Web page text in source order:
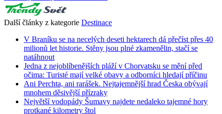
Další články z kategorie Destinace
V Braníku se na necelých deseti hektarech dá přečíst přes 40
milionů let historie. Stěny jsou plné zkamenělin, stačí se
natáhnout
Jedna z nejoblíbenějších pláží v Chorvatsku se mění před
očima: Turisté mají velké obavy a odborníci hledají příčinu
Ani Perchta, ani rarášek. Nejtajemnější hrad Česka obývají
mnohem děsivější přízraky
Největší vodopády Šumavy najdete nedaleko tajemné hory
protkané kilometry štol